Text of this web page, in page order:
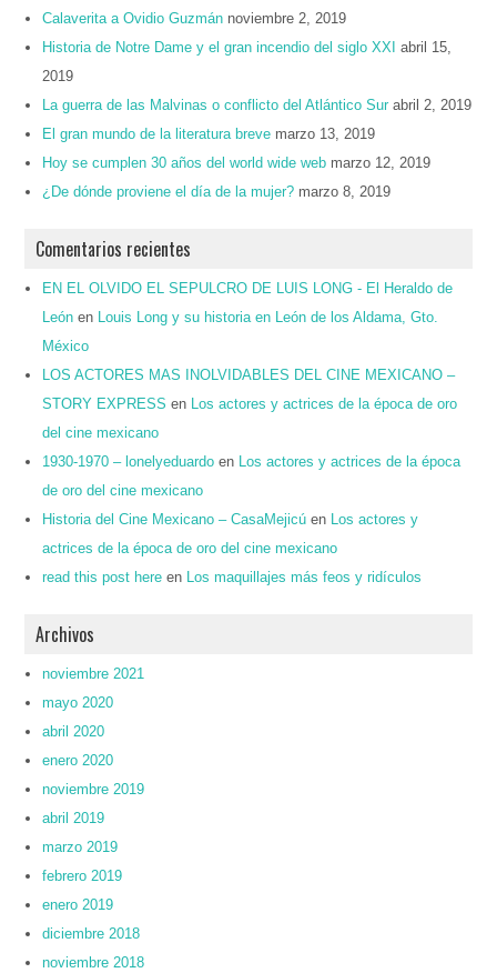
Calaverita a Ovidio Guzmán noviembre 2, 2019
Historia de Notre Dame y el gran incendio del siglo XXI
abril 15,
2019
La guerra de las Malvinas o conflicto del Atlántico Sur abril 2, 2019
El gran mundo de la literatura breve marzo 13, 2019
Hoy se cumplen 30 años del world wide web marzo 12, 2019
¿De dónde proviene el día de la mujer? marzo 8, 2019
Comentarios recientes
EN EL OLVIDO EL SEPULCRO DE LUIS LONG - El Heraldo de
León en
Louis Long y su historia en León de los Aldama, Gto.
México
LOS ACTORES MAS INOLVIDABLES DEL CINE MEXICANO –
STORY EXPRESS en
Los actores y actrices de la época de oro
del cine mexicano
1930-1970 – lonelyeduardo en
Los actores y actrices de la época
de oro del cine mexicano
Historia del Cine Mexicano – CasaMejicú en
Los actores y
actrices de la época de oro del cine mexicano
read this post here en Los maquillajes más feos y ridículos
Archivos
noviembre 2021
mayo 2020
abril 2020
enero 2020
noviembre 2019
abril 2019
marzo 2019
febrero 2019
enero 2019
diciembre 2018
noviembre 2018